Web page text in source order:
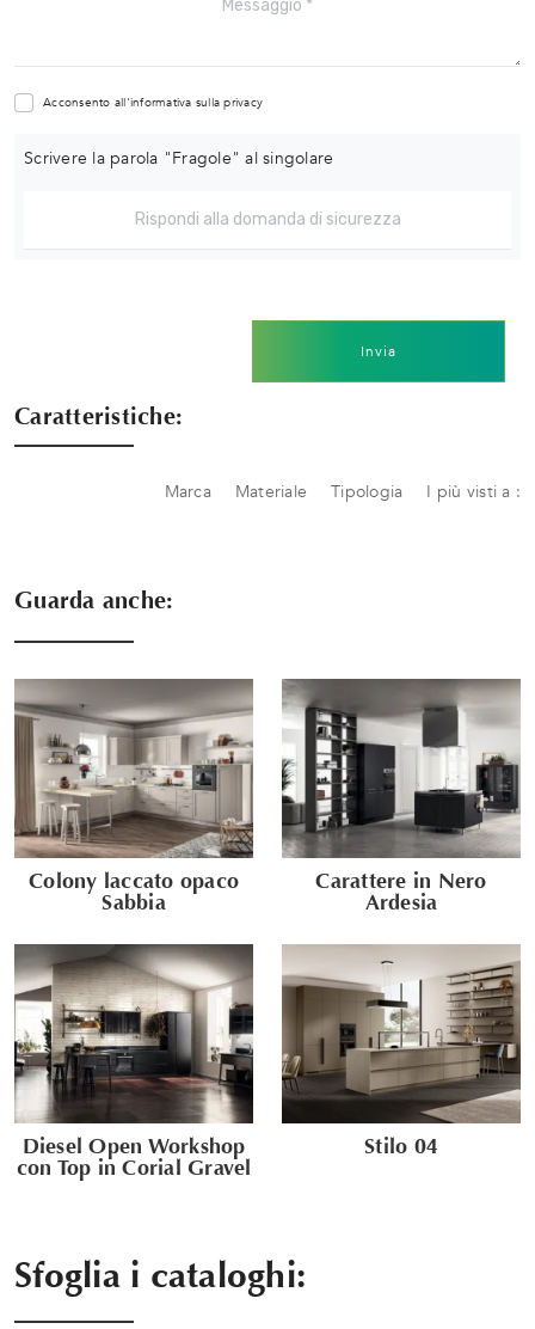
Acconsento all'informativa sullaprivacy
Scrivere la parola "Fragole" al singolare
Invia
Caratteristiche:
Marca Materiale Tipologia I più visti a :
Guarda anche:
Colony laccato opaco
Sabbia
Carattere in Nero
Ardesia
Diesel Open Workshop
con Top in Corial Gravel
Stilo 04
Sfoglia i cataloghi: